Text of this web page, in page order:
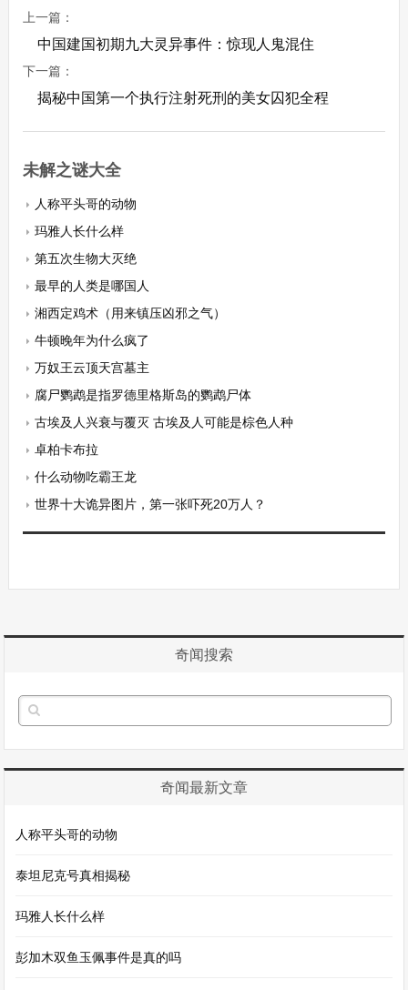
上一篇：
中国建国初期九大灵异事件：惊现人鬼混住
下一篇：
揭秘中国第一个执行注射死刑的美女囚犯全程
未解之谜大全
人称平头哥的动物
玛雅人长什么样
第五次生物大灭绝
最早的人类是哪国人
湘西定鸡术（用来镇压凶邪之气）
牛顿晚年为什么疯了
万奴王云顶天宫墓主
腐尸鹦鹉是指罗德里格斯岛的鹦鹉尸体
古埃及人兴衰与覆灭 古埃及人可能是棕色人种
卓柏卡布拉
什么动物吃霸王龙
世界十大诡异图片，第一张吓死20万人？
奇闻搜索
奇闻最新文章
人称平头哥的动物
泰坦尼克号真相揭秘
玛雅人长什么样
彭加木双鱼玉佩事件是真的吗